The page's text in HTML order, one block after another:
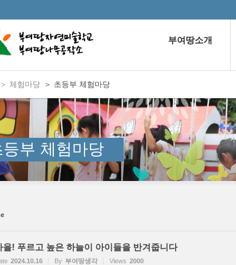
부여땅소개
＞ 체험마당 ＞ 초등부 체험마당
등부 체험마당
을! 푸르고 높은 하늘이 아이들을 반겨줍니다
2024.10.16 By 부여땅생각 Views 2000
케치북5
치북5
케치북5
치북5